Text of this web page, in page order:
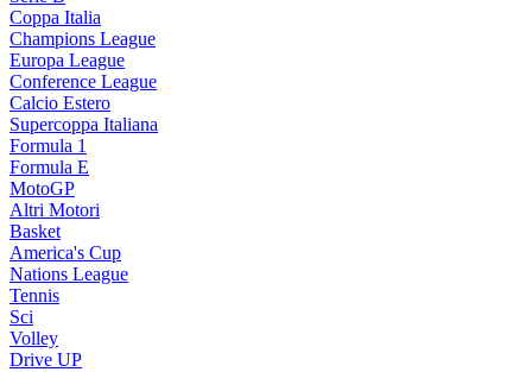
Coppa Italia
Champions League
Europa League
Conference League
Calcio Estero
Supercoppa Italiana
Formula 1
Formula E
MotoGP
Altri Motori
Basket
America's Cup
Nations League
Tennis
Sci
Volley
Drive UP